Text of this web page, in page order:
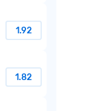
1.92
1.82